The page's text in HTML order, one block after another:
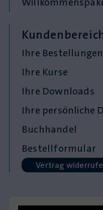
Ihre Bestellungen
Ihre Kurse
Ihre Downloads
Ihre persönliche
Buchhandel
Bestellformular
Vertrag